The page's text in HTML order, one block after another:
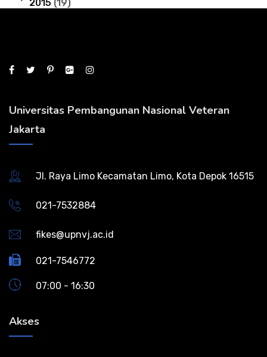
2015 (19)
Universitas Pembangunan Nasional Veteran
Jakarta
Jl. Raya Limo Kecamatan Limo, Kota Depok 16515
021-7532884
fikes@upnvj.ac.id
021-7546772
07:00 - 16:30
Akses